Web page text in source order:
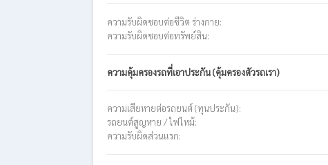
ความรับผิดชอบต่อชีวิต ร่างกาย:
ความรับผิดชอบต่อทรัพย์สิน:
ความคุ้มครองรถที่เอาประกัน (คุ้มครองตัวรถเรา)
ความเสียหายต่อรถยนต์ (ทุนประกัน):
รถยนต์สูญหาย / ไฟไหม้:
ความรับผิดส่วนแรก: